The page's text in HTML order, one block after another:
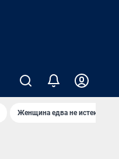
Женщина едва не истекла